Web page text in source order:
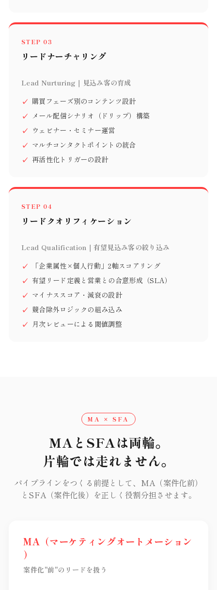
STEP 03
リードナーチャリング
Lead Nurturing｜見込み客の育成
購買フェーズ別のコンテンツ設計
メール配信シナリオ（ドリップ）構築
ウェビナー・セミナー運営
マルチコンタクトポイントの統合
再活性化トリガーの設計
STEP 04
リードクオリフィケーション
Lead Qualification｜有望見込み客の絞り込み
「企業属性×個人行動」2軸スコアリング
有望リード定義と営業との合意形成（SLA）
マイナススコア・減衰の設計
競合除外ロジックの組み込み
月次レビューによる閾値調整
MA × SFA
MAとSFAは両輪。
片輪では走れません。
パイプラインをつくる前提として、MA（案件化前）
とSFA（案件化後）を正しく役割分担させます。
MA（マーケティングオートメーション
）
案件化"前"のリードを扱う